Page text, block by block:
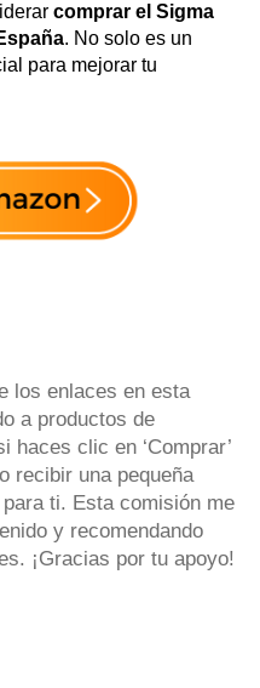
comprar el Sigma
. No solo es un
para mejorar tu
los enlaces en esta
a productos de
haces clic en ‘Comprar’
recibir una pequeña
ti. Esta comisión me
y recomendando
¡Gracias por tu apoyo!